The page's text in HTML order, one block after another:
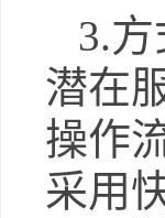
3.方
潜在
操作
采用